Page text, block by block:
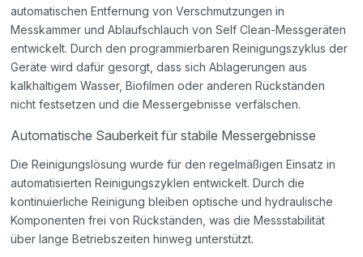
automatischen Entfernung von Verschmutzungen in
Messkammer und Ablaufschlauch von Self Clean-Messgeräten
entwickelt. Durch den programmierbaren Reinigungszyklus der
Geräte wird dafür gesorgt, dass sich Ablagerungen aus
kalkhaltigem Wasser, Biofilmen oder anderen Rückständen
nicht festsetzen und die Messergebnisse verfälschen.
Automatische Sauberkeit für stabile Messergebnisse
Die Reinigungslösung wurde für den regelmäßigen Einsatz in
automatisierten Reinigungszyklen entwickelt. Durch die
kontinuierliche Reinigung bleiben optische und hydraulische
Komponenten frei von Rückständen, was die Messstabilität
über lange Betriebszeiten hinweg unterstützt.